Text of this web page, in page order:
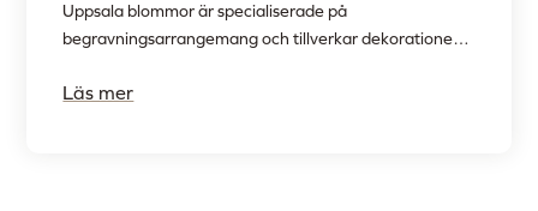
Uppsala blommor är specialiserade på
begravningsarrangemang och tillverkar dekorationer
Läs mer